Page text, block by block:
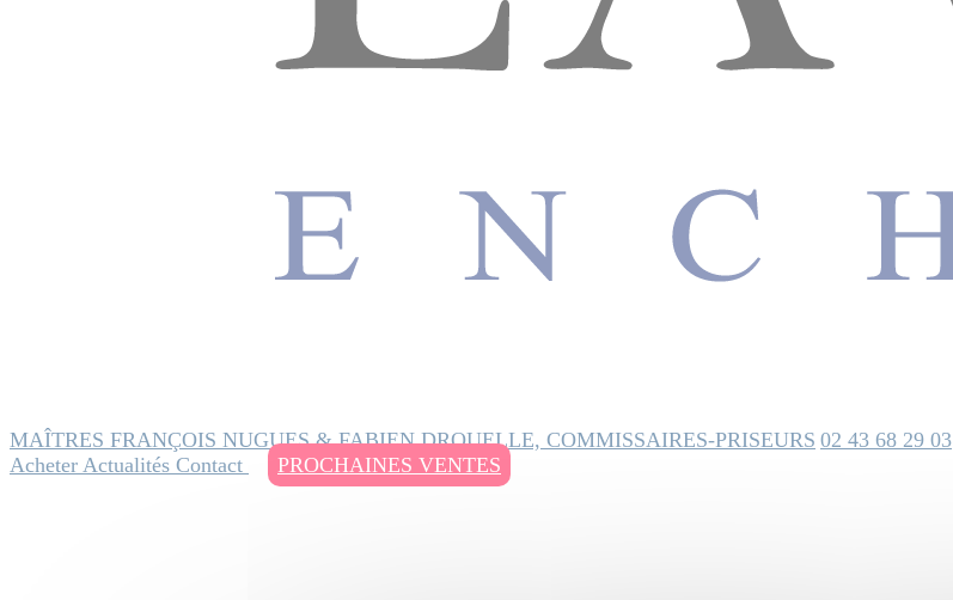
MAÎTRES FRANÇOIS NUGUES & FABIEN DROUELLE, COMMISSAIRES-PRISEURS 02 43 68 29 03
Acheter Actualités Contact PROCHAINES VENTES